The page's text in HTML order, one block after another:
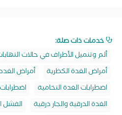
خدمات ذات صلة:
ألم وتنميل الأطراف في حالات
أمراض الغدة الكظرية
أمراض
اضطرابات الغدة النخامية
الغدة الدرقية والجار درقية
الفشل